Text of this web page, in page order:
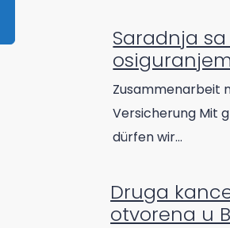
Saradnja
Zusammenarbeit
Versicherung Mit
dürfen wir…
Druga
otvorena u